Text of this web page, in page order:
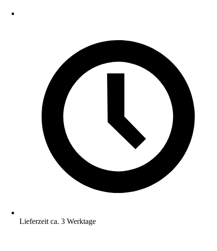
Lieferzeit ca. 3 Werktage